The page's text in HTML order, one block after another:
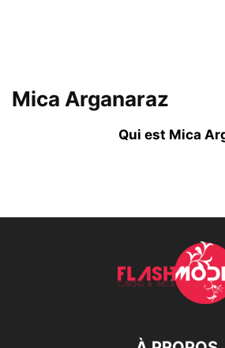
Mica Arganaraz
Qui est Mica